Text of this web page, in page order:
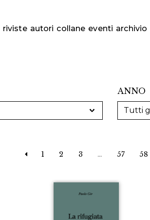
riviste autori collane eventi archivio
ANNO
1 2 3 … 57 58